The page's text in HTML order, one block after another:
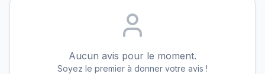
Aucun avis pour le moment.
Soyez le premier à donner votre avis !